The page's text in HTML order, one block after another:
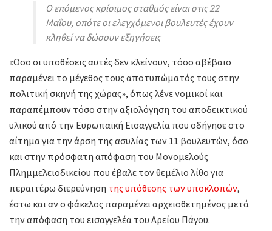
Ο επόμενος κρίσιμος σταθμός είναι στις 22
Μαΐου, οπότε οι ελεγχόμενοι βουλευτές έχουν
κληθεί να δώσουν εξηγήσεις
«Οσο οι υποθέσεις αυτές δεν κλείνουν, τόσο αβέβαιο
παραμένει το μέγεθος τους αποτυπώματός τους στην
πολιτική σκηνή της χώρας», όπως λένε νομικοί και
παραπέμπουν τόσο στην αξιολόγηση του αποδεικτικού
υλικού από την Ευρωπαϊκή Εισαγγελία που οδήγησε στο
αίτημα για την άρση της ασυλίας των 11 βουλευτών, όσο
και στην πρόσφατη απόφαση του Μονομελούς
Πλημμελειοδικείου που έβαλε τον θεμέλιο λίθο για
περαιτέρω διερεύνηση της υπόθεσης των υποκλοπών,
έστω και αν ο φάκελος παραμένει αρχειοθετημένος μετά
την απόφαση του εισαγγελέα του Αρείου Πάγου.